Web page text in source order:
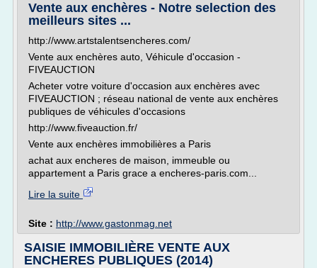
Vente aux enchères - Notre selection des
meilleurs sites ...
http://www.artstalentsencheres.com/
Vente aux enchères auto, Véhicule d'occasion -
FIVEAUCTION
Acheter votre voiture d'occasion aux enchères avec
FIVEAUCTION ; réseau national de vente aux enchères
publiques de véhicules d'occasions
http://www.fiveauction.fr/
Vente aux enchères immobilières a Paris
achat aux encheres de maison, immeuble ou
appartement a Paris grace a encheres-paris.com...
Lire la suite
Site : http://www.gastonmag.net
SAISIE IMMOBILIÈRE VENTE AUX
ENCHERES PUBLIQUES (2014)